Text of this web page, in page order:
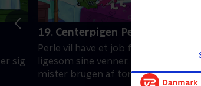
sig
19. Centerpigen Perle
Perle vil have et job for at være cool
ligesom sine venner. SvampeBob
mister brugen af tommelfingrene.